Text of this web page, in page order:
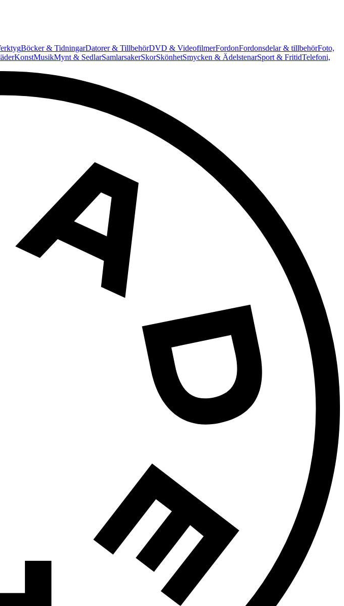
Böcker & TidningarDatorer & TillbehörDVD & VideofilmerFordonFordonsdelar & tillbehörFoto,
KonstMusikMynt & SedlarSamlarsakerSkorSkönhetSmycken & ÄdelstenarSport & FritidTelefoni,